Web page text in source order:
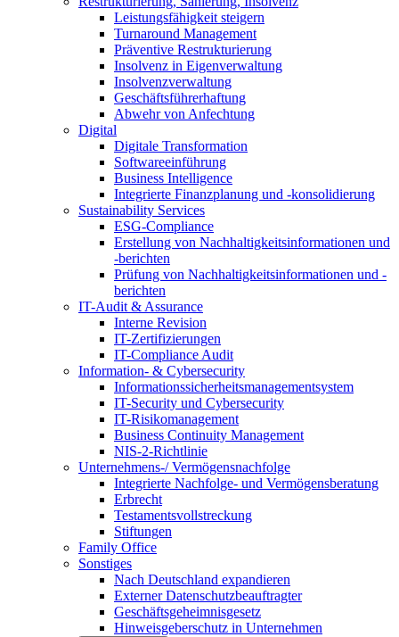
Leistungsfähigkeit steigern
Turnaround Management
Präventive Restrukturierung
Insolvenz in Eigenverwaltung
Insolvenzverwaltung
Geschäftsführerhaftung
Abwehr von Anfechtung
Digital
Digitale Transformation
Softwareeinführung
Business Intelligence
Integrierte Finanzplanung und -konsolidierung
Sustainability Services
ESG-Compliance
Erstellung von Nachhaltigkeitsinformationen und
-berichten
Prüfung von Nachhaltigkeitsinformationen und -
berichten
IT-Audit & Assurance
Interne Revision
IT-Zertifizierungen
IT-Compliance Audit
Information- & Cybersecurity
Informationssicherheitsmanagementsystem
IT-Security und Cybersecurity
IT-Risikomanagement
Business Continuity Management
NIS-2-Richtlinie
Unternehmens-/Vermögensnachfolge
Integrierte Nachfolge- und Vermögensberatung
Erbrecht
Testamentsvollstreckung
Stiftungen
Family Office
Sonstiges
Nach Deutschland expandieren
Externer Datenschutzbeauftragter
Geschäftsgeheimnisgesetz
Hinweisgeberschutz in Unternehmen